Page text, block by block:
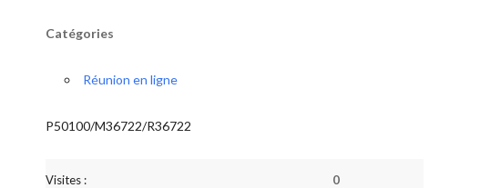
Catégories
Réunion en ligne
P50100/M36722/R36722
Visites : 0